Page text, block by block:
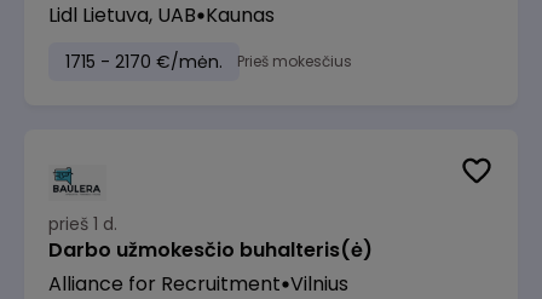
Lidl Lietuva, UAB Kaunas
1715 - 2170 €/mėn. Prieš mokesčius
prieš 1 d.
Darbo užmokesčio buhalteris(ė)
Alliance for Recruitment Vilnius